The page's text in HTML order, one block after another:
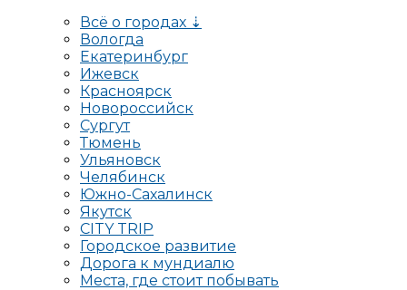
Всё о городах ⇣
Вологда
Екатеринбург
Ижевск
Красноярск
Новороссийск
Сургут
Тюмень
Ульяновск
Челябинск
Южно-Сахалинск
Якутск
CITY TRIP
Городское развитие
Дорога к мундиалю
Места, где стоит побывать